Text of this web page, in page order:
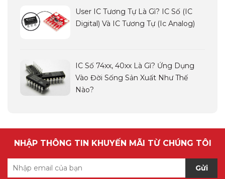
User IC Tương Tự Là Gì? IC Số (IC
Digital) Và IC Tương Tự (ic Analog)
IC Số 74xx, 40xx Là Gì? Ứng Dụng
Vào Đời Sống Sản Xuất Như Thế
Nào?
NHẬP THÔNG TIN KHUYẾN MÃI TỪ CHÚNG TÔI
Gửi